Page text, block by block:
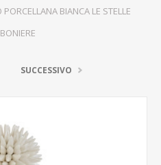
BIANCA LE STELLE
SUCCESSIVO